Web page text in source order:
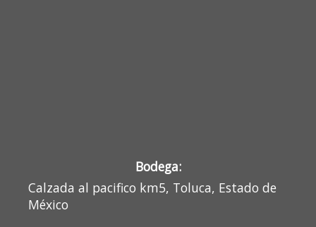
Bodega:
Calzada al pacifico km5, Toluca, Estado de
México